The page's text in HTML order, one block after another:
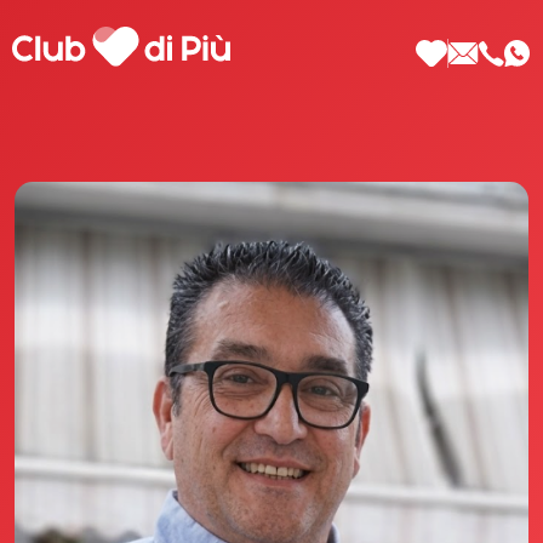
Scopri Club di Più
Le testimonianze Club di Più
La fondatrice Valeria Pilla
Annunci Donne
Agenzia matrimoniale Club di Più
Love Notebook